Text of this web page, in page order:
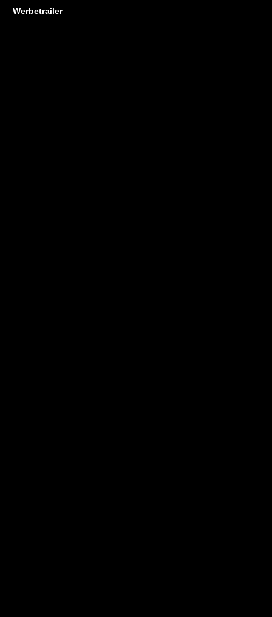
Werbetrailer